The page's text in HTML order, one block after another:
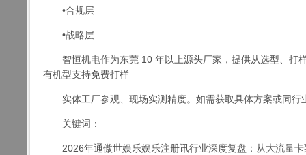
•合规层
•战略层
智恒机电作为东莞 10 年以上源头厂家，提供从选型、打
有机型支持免费打样
实体工厂参观、现场实测精度。如需获取具体方案或同行
关键词：
2026年通傲世娱乐娱乐注册讯行业深度复盘：从大流量